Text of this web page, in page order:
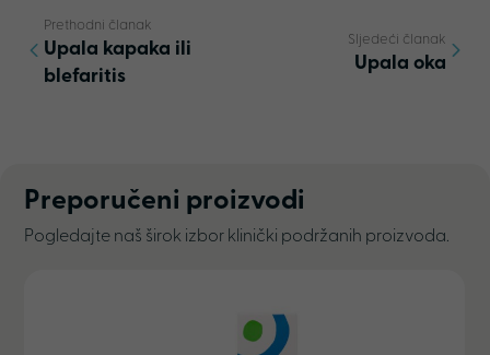
Prethodni članak
Upala kapaka ili
blefaritis
Sljedeći članak
Upala oka
Preporučeni proizvodi
Pogledajte naš širok izbor klinički podržanih proizvoda.